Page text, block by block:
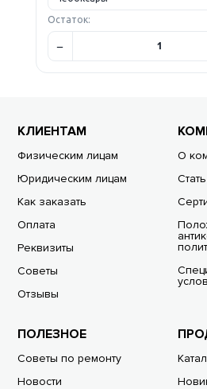
Остаток:
КЛИЕНТАМ
Физическим лицам
Юридическим лицам
Как заказать
Оплата
Реквизиты
Советы
Отзывы
О
ПОЛЕЗНОЕ
Советы по ремонту
Новости